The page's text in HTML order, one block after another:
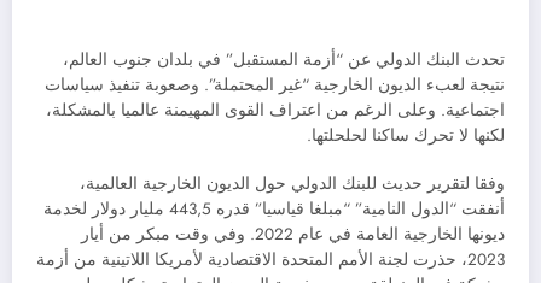
تحدث البنك الدولي عن “أزمة المستقبل” في بلدان جنوب العالم،
نتيجة لعبء الديون الخارجية “غير المحتملة”. وصعوبة تنفيذ سياسات
اجتماعية. وعلى الرغم من اعتراف القوى المهيمنة عالميا بالمشكلة،
لكنها لا تحرك ساكنا لحلحلتها.
وفقا لتقرير حديث للبنك الدولي حول الديون الخارجية العالمية،
أنفقت “الدول النامية” “مبلغا قياسيا” قدره 443,5 مليار دولار لخدمة
ديونها الخارجية العامة في عام 2022. وفي وقت مبكر من أيار
2023، حذرت لجنة الأمم المتحدة الاقتصادية لأمريكا اللاتينية من أزمة